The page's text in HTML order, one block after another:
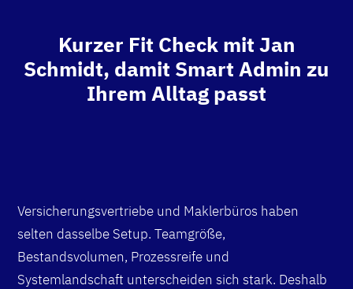
Kurzer Fit Check mit Jan
Schmidt, damit Smart Admin zu
Ihrem Alltag passt
Versicherungsvertriebe und Maklerbüros haben
selten dasselbe Setup. Teamgröße,
Bestandsvolumen, Prozessreife und
Systemlandschaft unterscheiden sich stark. Deshalb